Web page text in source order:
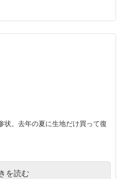
状。去年の夏に生地だけ買って復
を読む